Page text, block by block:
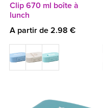
Clip 670 ml boîte à
lunch
A partir de 2.98 €